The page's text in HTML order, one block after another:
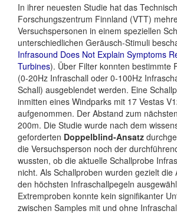
In ihrer neuesten Studie hat das
Forschungszentrum Finnland (VTT)
Versuchspersonen in einem speziellen
unterschiedlichen Geräusch-Stimuli
Infrasound Does Not Explain Symptoms
Turbines). Über Filter konnten bestimmte
(0-20Hz Infraschall oder 0-100Hz
Schall) ausgeblendet werden. Eine
inmitten eines Windparks mit 17 Vestas
aufgenommen. Der Abstand zum
200m. Die Studie wurde nach dem
geforderten Doppelblind-Ansatz
die Versuchsperson noch der
wussten, ob die aktuelle Schallprobe
nicht. Als Schallproben wurden gezielt die
den höchsten Infraschallpegeln
Extremproben konnte kein signifikanter
zwischen Samples mit und ohne